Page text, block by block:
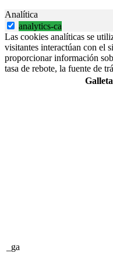
Analítica
analytics-ca
Las cookies analíticas se
visitantes interactúan con el
proporcionar información
tasa de rebote, la fuente de
Galleta
_ga